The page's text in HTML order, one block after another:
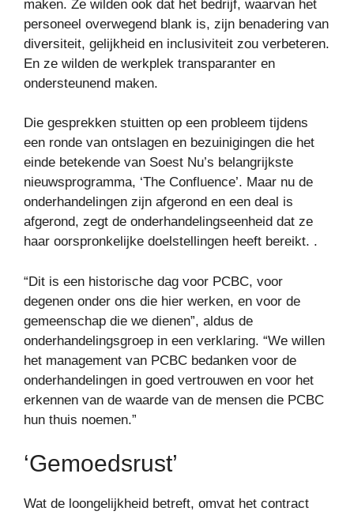
maken. Ze wilden ook dat het bedrijf, waarvan het
personeel overwegend blank is, zijn benadering van
diversiteit, gelijkheid en inclusiviteit zou verbeteren.
En ze wilden de werkplek transparanter en
ondersteunend maken.
Die gesprekken stuitten op een probleem tijdens
een ronde van ontslagen en bezuinigingen die het
einde betekende van Soest Nu’s belangrijkste
nieuwsprogramma, ‘The Confluence’. Maar nu de
onderhandelingen zijn afgerond en een deal is
afgerond, zegt de onderhandelingseenheid dat ze
haar oorspronkelijke doelstellingen heeft bereikt. .
“Dit is een historische dag voor PCBC, voor
degenen onder ons die hier werken, en voor de
gemeenschap die we dienen”, aldus de
onderhandelingsgroep in een verklaring. “We willen
het management van PCBC bedanken voor de
onderhandelingen in goed vertrouwen en voor het
erkennen van de waarde van de mensen die PCBC
hun thuis noemen.”
‘Gemoedsrust’
Wat de loongelijkheid betreft, omvat het contract